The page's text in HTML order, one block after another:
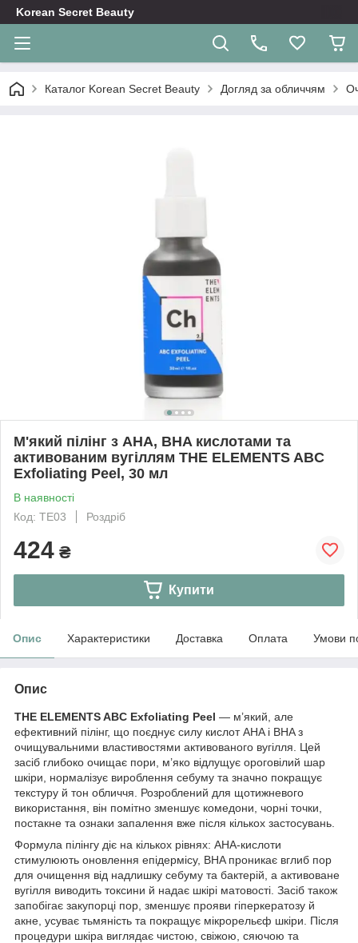
Korean Secret Beauty
Каталог Korean Secret Beauty Догляд за обличчям
М'який пілінг з AHA, BHA кислотами та
активованим вугіллям THE ELEMENTS ABC
Exfoliating Peel, 30 мл
В наявності
Код: TE03
Роздріб
424 ₴
Купити
Опис Характеристики Доставка Оплата Умови
Опис
THE ELEMENTS ABC Exfoliating Peel — м’який, але
ефективний пілінг, що поєднує силу кислот AHA і BHA з
очищувальними властивостями активованого вугілля. Цей
засіб глибоко очищає пори, м’яко відлущує ороговілий шар
шкіри, нормалізує вироблення себуму та значно покращує
текстуру й тон обличчя. Розроблений для щотижневого
використання, він помітно зменшує комедони, чорні точки,
постакне та ознаки запалення вже після кількох застосувань.
Формула пілінгу діє на кількох рівнях: AHA-кислоти
стимулюють оновлення епідермісу, BHA проникає вглиб пор
для очищення від надлишку себуму та бактерій, а активоване
вугілля виводить токсини й надає шкірі матовості. Засіб також
запобігає закупорці пор, зменшує прояви гіперкератозу й
акне, усуває тьмяність та покращує мікрорельєф шкіри. Після
процедури шкіра виглядає чистою, свіжою, сяючою та